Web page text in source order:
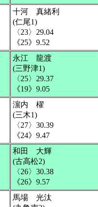
十河 真緒利
(仁尾1)
〈23〉29.04
《25》9.52
永江 龍渡
(三野津1)
〈25〉29.37
《19》9.05
濵内 櫂
(三木1)
〈27〉30.39
《24》9.47
和田 大輝
(古高松2)
〈26〉30.38
《26》9.57
馬場 光汰